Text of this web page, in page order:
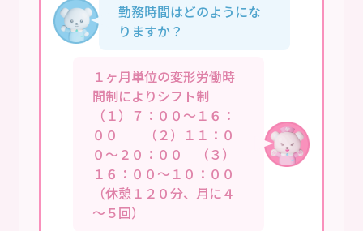
勤務時間はどのようにな
りますか？
１ヶ月単位の変形労働時
間制によりシフト制
（１）７：００～１６：
００ （２）１１：０
０～２０：００ （３）
１６：００～１０：００
（休憩１２０分、月に４
～５回）